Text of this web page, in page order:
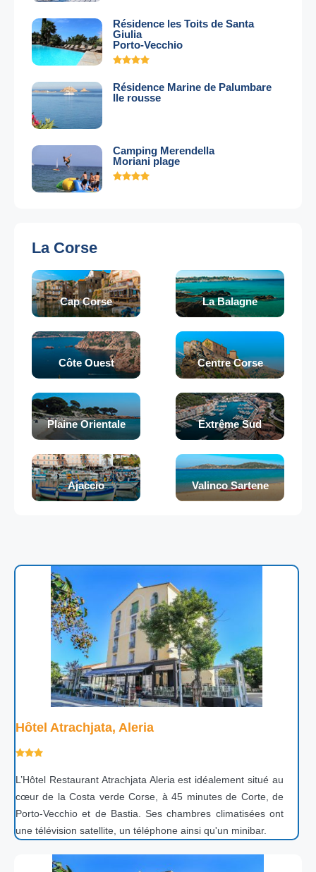
Résidence les Toits de Santa
Giulia
Porto-Vecchio
Résidence Marine de Palumbare
Ile rousse
Camping Merendella
Moriani plage
La Corse
Cap Corse La Balagne
Côte Ouest Centre Corse
Plaine Orientale Extrême Sud
Ajaccio Valinco Sartene
Hôtel Atrachjata, Aleria
L’Hôtel Restaurant Atrachjata Aleria est idéalement situé au
cœur de la Costa verde Corse, à 45 minutes de Corte, de
Porto-Vecchio et de Bastia. Ses chambres climatisées ont
une télévision satellite, un téléphone ainsi qu'un minibar.